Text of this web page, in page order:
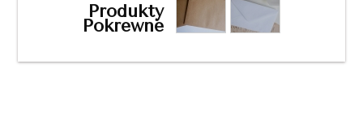
Produkty
Pokrewne